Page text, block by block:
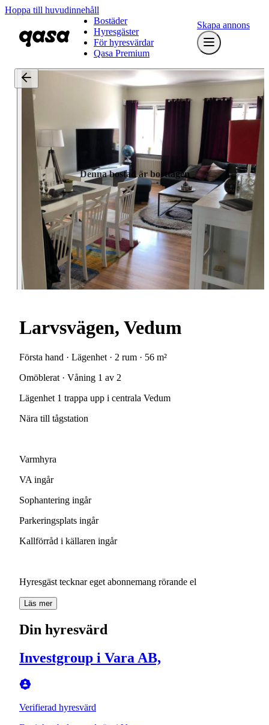
Hoppa till huvudinnehåll
Bostäder
Hyresgäster
För hyresvärdar
Qasa Premium
Skapa annons
Denna bostad är borttagen
Larvsvägen, Vedum
Första hand · Lägenhet · 2 rum · 56 m²
Omöblerat · Våning 1 av 2
Lägenhet 1 trappa upp i centrala Vedum
Nära till tågstation
Varmhyra
VA ingår
Sophantering ingår
Parkeringsplats ingår
Kallförråd i källaren ingår
Hyresgäst tecknareget abonnemang rörande el
Läs mer
Din hyresvärd
Investgroup i Vara AB,
Verifierad hyresvärd